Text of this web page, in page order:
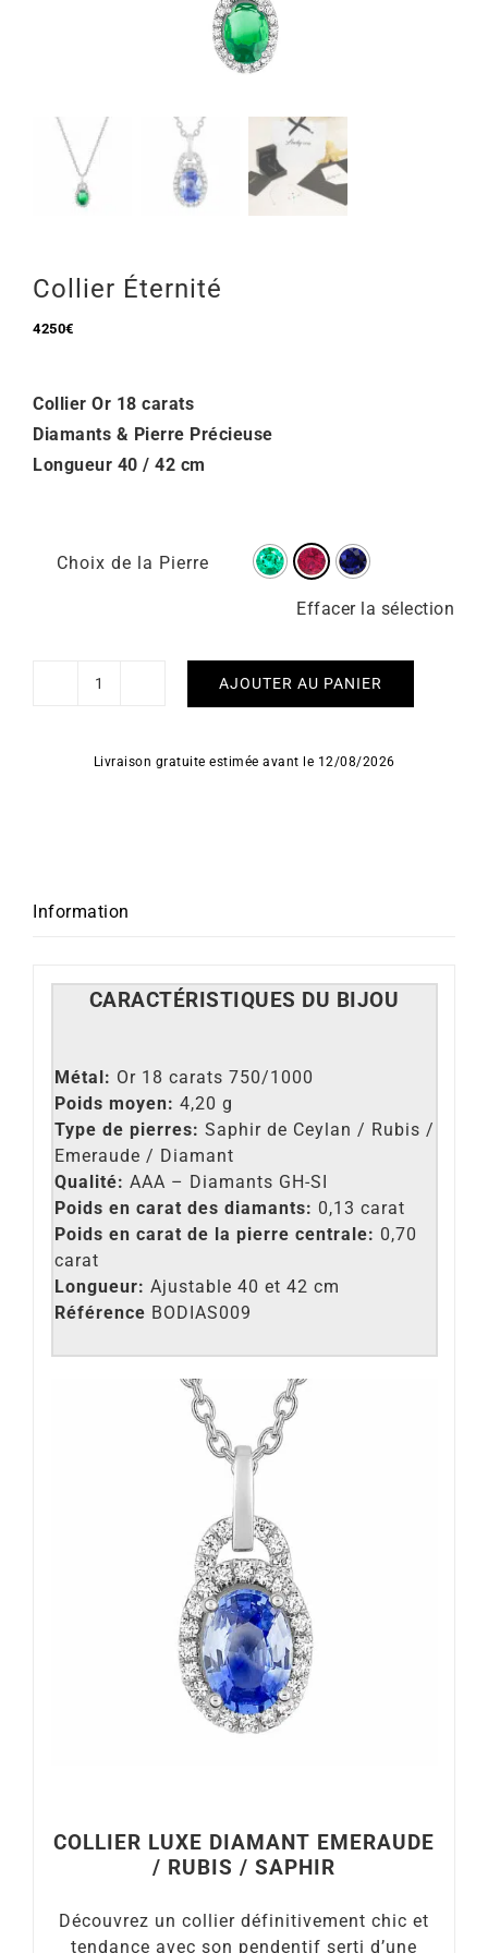
Collier Éternité
4250€
Collier Or 18 carats
Diamants & Pierre Précieuse
Longueur 40 / 42 cm
Choix de la Pierre
Effacer la sélection
quantité
Éternité
AJOUTER AU PANIER
Livraison gratuite estimée avant le 12/08/2026
Information
CARACTÉRISTIQUES DU BIJOU
Métal: Or 18 carats 750/1000
Poids moyen: 4,20 g
Type de pierres: Saphir de Ceylan / Rubis /
Emeraude / Diamant
Qualité: AAA – Diamants GH-SI
Poids en carat des diamants: 0,13 carat
Poids en carat de la pierre centrale: 0,70
carat
Longueur: Ajustable 40 et 42 cm
Référence BODIAS009
COLLIER LUXE DIAMANT EMERAUDE
/ RUBIS / SAPHIR
Découvrez un collier définitivement chic et
tendance avec son pendentif serti d’une